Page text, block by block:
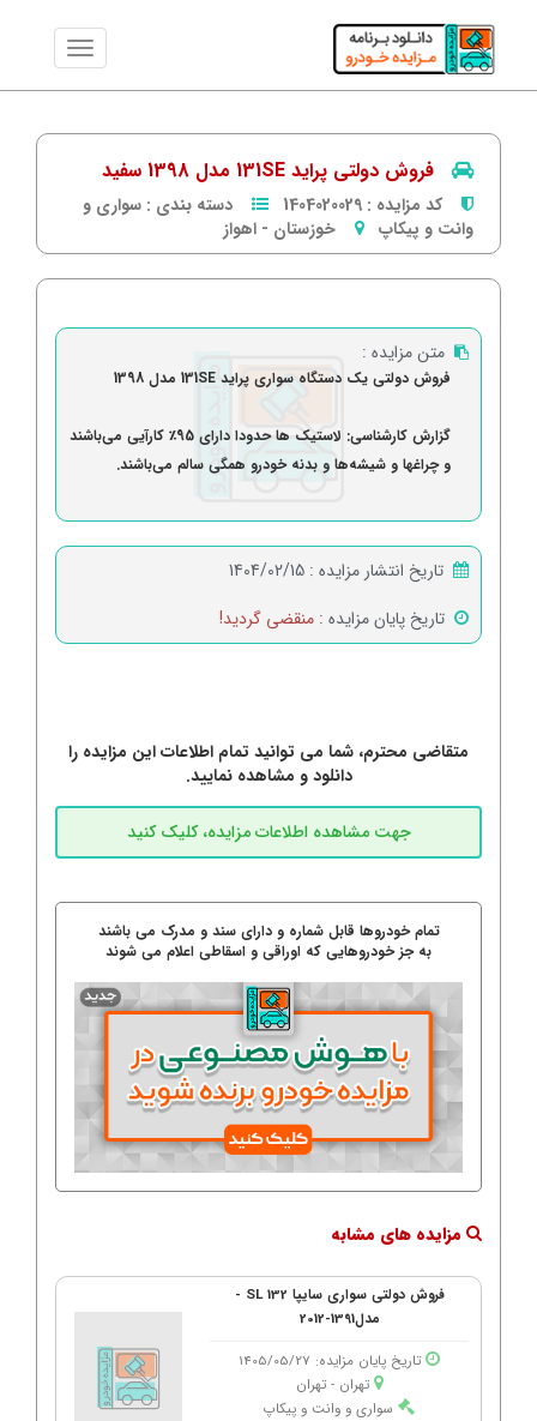
فروش دولتی پراید 131SE مدل 1398 سفید
کد مزایده : 1404020029 دسته بندی : سواری و
وانت و پیکاپ
خوزستان - اهواز
متن مزایده :
فروش دولتی یک دستگاه سواری پراید 131SE مدل 1398
گزارش کارشناسی: لاستیک ها حدودا دارای 95٪ کارآیی می‌باشند
و چراغها و شیشه‌ها و بدنه خودرو همگی سالم می‌باشند.
تاریخ انتشار مزایده : 1404/02/15
تاریخ پایان مزایده : منقضی گردید!
متقاضی محترم، شما می توانید تمام اطلاعات این مزایده را
دانلود و مشاهده نمایید.
تمام خودروها قابل شماره و دارای سند و مدرک می باشند
به جز خودروهایی که اوراقی و اسقاطی اعلام می شوند
مزایده های مشابه
فروش دولتی سواری سایپا 132 SL -
مدل1391-2012
تاریخ پایان مزایده: 1405/05/27
تهران - تهران
سواری و وانت و پیکاپ